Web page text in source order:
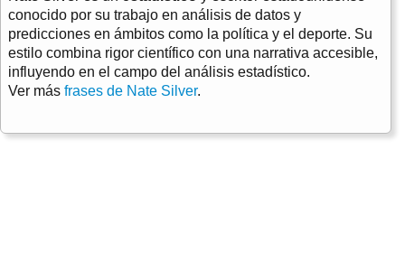
conocido por su trabajo en análisis de datos y
predicciones en ámbitos como la política y el deporte. Su
estilo combina rigor científico con una narrativa accesible,
influyendo en el campo del análisis estadístico.
Ver más frases de Nate Silver.